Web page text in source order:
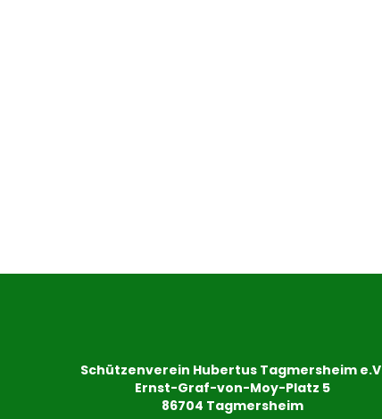
Schützenverein Hubertus Tagmersheim
Ernst-Graf-von-Moy-Platz 5
86704 Tagmersheim